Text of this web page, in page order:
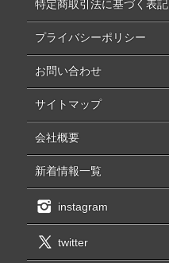
特定商取引法に基づく表記
プライバシーポリシー
お問い合わせ
サイトマップ
会社概要
新着情報一覧
instagram
twitter